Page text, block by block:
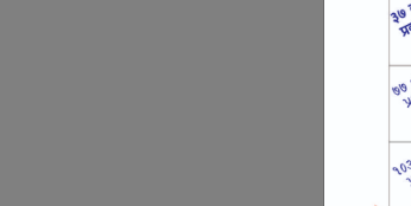
August
August